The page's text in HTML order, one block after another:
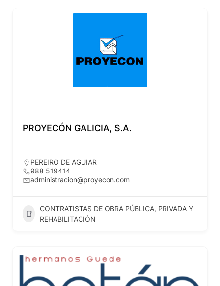
PROYECÓN GALICIA, S.A.
PEREIRO DE AGUIAR
988 519414
administracion@proyecon.com
CONTRATISTAS DE OBRA PÚBLICA, PRIVADA Y
REHABILITACIÓN